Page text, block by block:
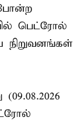
போன்ற
பெட்ரோல்